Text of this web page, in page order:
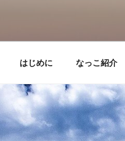
はじめに なっこ紹介